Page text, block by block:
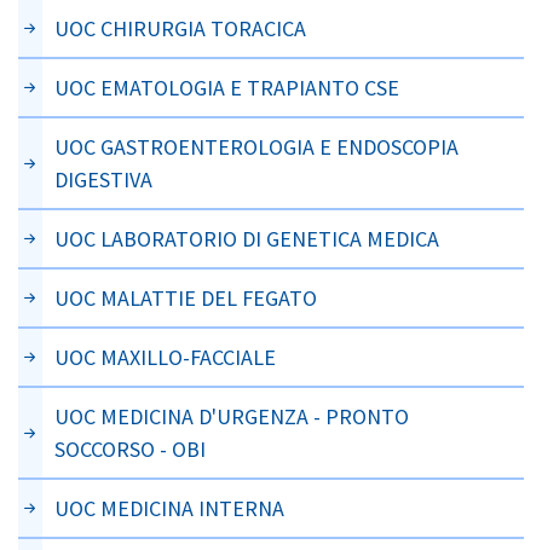
UOC CHIRURGIA TORACICA
UOC EMATOLOGIA E TRAPIANTO CSE
UOC GASTROENTEROLOGIA E ENDOSCOPIA
DIGESTIVA
UOC LABORATORIO DI GENETICA MEDICA
UOC MALATTIE DEL FEGATO
UOC MAXILLO-FACCIALE
UOC MEDICINA D'URGENZA - PRONTO
SOCCORSO - OBI
UOC MEDICINA INTERNA